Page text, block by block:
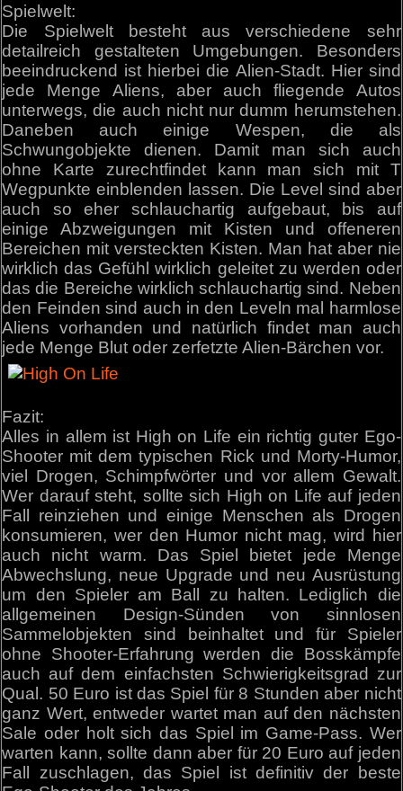
Spielwelt:
Die Spielwelt besteht aus verschiedene sehr
detailreich gestalteten Umgebungen. Besonders
beeindruckend ist hierbei die Alien-Stadt. Hier sind
jede Menge Aliens, aber auch fliegende Autos
unterwegs, die auch nicht nur dumm herumstehen.
Daneben auch einige Wespen, die als
Schwungobjekte dienen. Damit man sich auch
ohne Karte zurechtfindet kann man sich mit T
Wegpunkte einblenden lassen. Die Level sind aber
auch so eher schlauchartig aufgebaut, bis auf
einige Abzweigungen mit Kisten und offeneren
Bereichen mit versteckten Kisten. Man hat aber nie
wirklich das Gefühl wirklich geleitet zu werden oder
das die Bereiche wirklich schlauchartig sind. Neben
den Feinden sind auch in den Leveln mal harmlose
Aliens vorhanden und natürlich findet man auch
jede Menge Blut oder zerfetzte Alien-Bärchen vor.
Fazit:
Alles in allem ist High on Life ein richtig guter Ego-
Shooter mit dem typischen Rick und Morty-Humor,
viel Drogen, Schimpfwörter und vor allem Gewalt.
Wer darauf steht, sollte sich High on Life auf jeden
Fall reinziehen und einige Menschen als Drogen
konsumieren, wer den Humor nicht mag, wird hier
auch nicht warm. Das Spiel bietet jede Menge
Abwechslung, neue Upgrade und neu Ausrüstung
um den Spieler am Ball zu halten. Lediglich die
allgemeinen Design-Sünden von sinnlosen
Sammelobjekten sind beinhaltet und für Spieler
ohne Shooter-Erfahrung werden die Bosskämpfe
auch auf dem einfachsten Schwierigkeitsgrad zur
Qual. 50 Euro ist das Spiel für 8 Stunden aber nicht
ganz Wert, entweder wartet man auf den nächsten
Sale oder holt sich das Spiel im Game-Pass. Wer
warten kann, sollte dann aber für 20 Euro auf jeden
Fall zuschlagen, das Spiel ist definitiv der beste